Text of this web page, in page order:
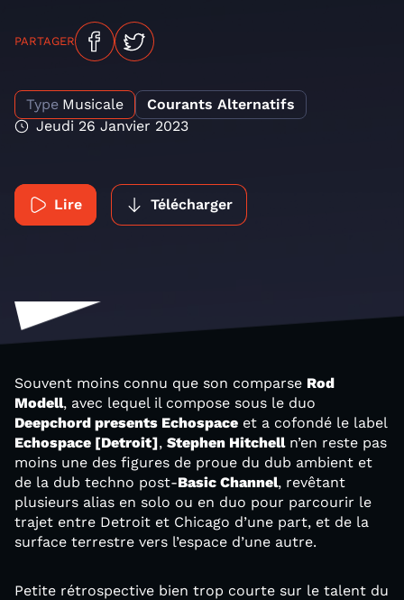
PARTAGER
Type Musicale
Courants Alternatifs
Jeudi 26 Janvier 2023
Lire Télécharger
Souvent moins connu que son comparse Rod
Modell, avec lequel il compose sous le duo
Deepchord presents Echospace et a cofondé le label
Echospace [Detroit], Stephen Hitchelln’en reste pas
moins une des figures de proue du dub ambient et
de la dub techno post-Basic Channel, revêtant
plusieurs alias en solo ou en duo pour parcourir le
trajet entre Detroit et Chicago d’une part, et de la
surface terrestre vers l’espace d’une autre.
Petite rétrospective bien trop courte sur le talent du